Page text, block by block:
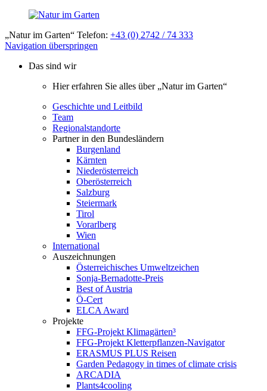
„Natur im Garten“ Telefon: +43 (0) 2742 / 74 333
Navigation überspringen
Das sind wir
Hier erfahren Sie alles über „Natur im Garten“
Geschichte und Leitbild
Team
Regionalstandorte
Partner in den Bundesländern
Burgenland
Kärnten
Niederösterreich
Oberösterreich
Salzburg
Steiermark
Tirol
Vorarlberg
Wien
International
Auszeichnungen
Österreichisches Umweltzeichen
Sonja-Bernadotte-Preis
Best of Austria
Ö-Cert
ELCA Award
Projekte
FFG-Projekt Klimagärten³
FFG-Projekt Kletterpflanzen-Navigator
ERASMUS PLUS Reisen
Garden Pedagogy in times of climate crisis
ARCADIA
Plants4cooling